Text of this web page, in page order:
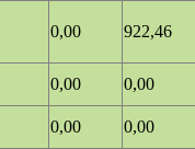
0,00 922,46
0,00
0,00
0,00
0,00